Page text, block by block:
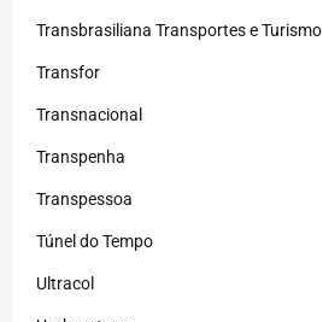
Transbrasiliana Transportes e Turismo
Transfor
Transnacional
Transpenha
Transpessoa
Túnel do Tempo
Ultracol